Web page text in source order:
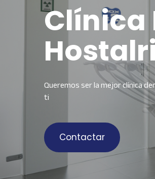
Clínica
Queremos ser la mejor clínica
ti
Contactar